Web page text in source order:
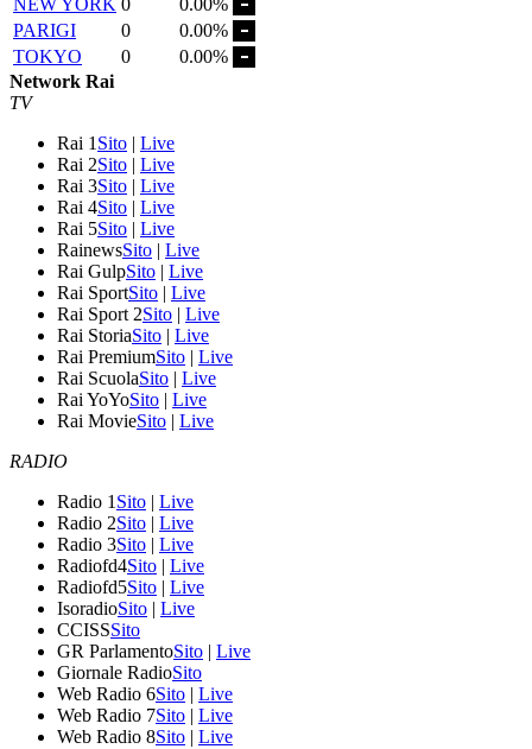
NEW YORK 0
0.00%
PARIGI
0
0.00%
TOKYO
0
0.00%
Network Rai
TV
Rai 1 Sito | Live
Rai 2Sito | Live
Rai 3Sito | Live
Rai 4Sito | Live
Rai 5Sito | Live
RainewsSito | Live
Rai GulpSito | Live
Rai SportSito | Live
Rai Sport 2Sito | Live
Rai StoriaSito | Live
Rai PremiumSito | Live
Rai ScuolaSito | Live
Rai YoYoSito | Live
Rai MovieSito | Live
RADIO
Radio 1 Sito | Live
Radio 2Sito | Live
Radio 3Sito | Live
Radiofd4Sito | Live
Radiofd5Sito | Live
IsoradioSito | Live
CCISSSito
GR ParlamentoSito | Live
Giornale RadioSito
Web Radio 6Sito | Live
Web Radio 7Sito | Live
Web Radio 8Sito | Live